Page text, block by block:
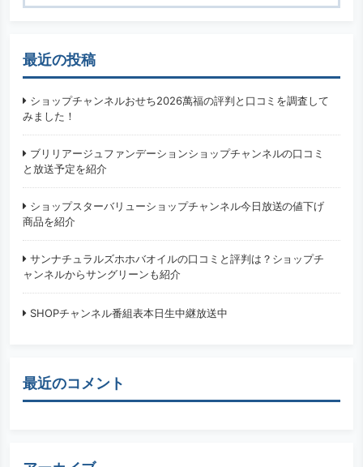
最近の投稿
ショップチャンネルおせち2026萬福の評判と口コミを調査して
みました！
ブリリアージュファンデーションショップチャンネルの口コミ
と放送予定を紹介
ショップスターバリューショップチャンネル今日放送の値下げ
商品を紹介
サンナチュラルズホホバオイルの口コミと評判は？ショップチ
ャンネルからサングリーンも紹介
SHOPチャンネル番組表本日生中継放送中
最近のコメント